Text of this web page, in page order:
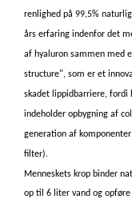
renlighed på 99,5%
års erfaring indenfor det
af hyaluron sammen med
structure", som er et
skadet lippidbarriere, fordi
indeholder opbygning af
generation af
filter).
Menneskets krop binder
op til 6 liter vand og